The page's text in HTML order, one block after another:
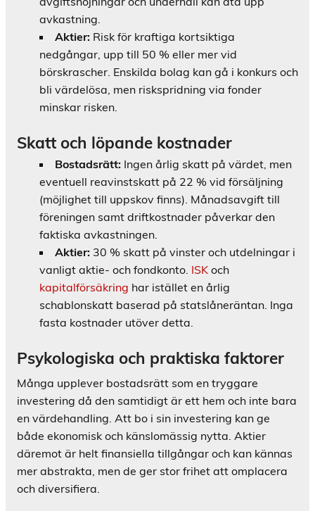
avkastning.
Aktier: Risk för kraftiga kortsiktiga
nedgångar, upp till 50 % eller mer vid
börskrascher. Enskilda bolag kan gå i konkurs och
bli värdelösa, men riskspridning via fonder
minskar risken.
Skatt och löpande kostnader
Bostadsrätt: Ingen årlig skatt på värdet, men
eventuell reavinstskatt på 22 % vid försäljning
(möjlighet till uppskov finns). Månadsavgift till
föreningen samt driftkostnader påverkar den
faktiska avkastningen.
Aktier: 30 % skatt på vinster och utdelningar i
vanligt aktie- och fondkonto. ISK och
kapitalförsäkring har istället en årlig
schablonskatt baserad på statslåneräntan. Inga
fasta kostnader utöver detta.
Psykologiska och praktiska faktorer
Många upplever bostadsrätt som en tryggare
investering då den samtidigt är ett hem och inte bara
en värdehandling. Att bo i sin investering kan ge
både ekonomisk och känslomässig nytta. Aktier
däremot är helt finansiella tillgångar och kan kännas
mer abstrakta, men de ger stor frihet att omplacera
och diversifiera.